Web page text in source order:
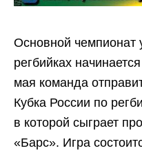
Основной чемпионат
регбийках
мая команда
Кубка России по
в которой сыграет
«Барс». Игра